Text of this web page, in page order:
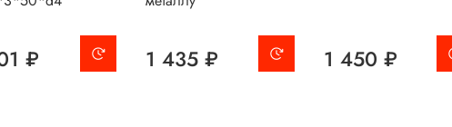
₽ 1 435 ₽ 1 450 ₽